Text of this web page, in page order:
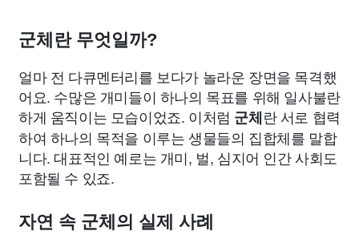
군체란 무엇일까?
얼마 전 다큐멘터리를 보다가 놀라운 장면을 목격했
어요. 수많은 개미들이 하나의 목표를 위해 일사불란
하게 움직이는 모습이었죠. 이처럼 군체란 서로 협력
하여 하나의 목적을 이루는 생물들의 집합체를 말합
니다. 대표적인 예로는 개미, 벌, 심지어 인간 사회도
포함될 수 있죠.
자연 속 군체의 실제 사례